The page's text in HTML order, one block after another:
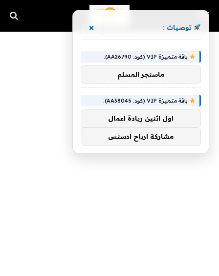
توصيات : ×
باقة متميزة VIP (كود: AA26790):
ماسنجر المسلم
باقة متميزة VIP (كود: AA38045):
اول اثنين ريادة اعمال
مشاركة ارباح ادسنس